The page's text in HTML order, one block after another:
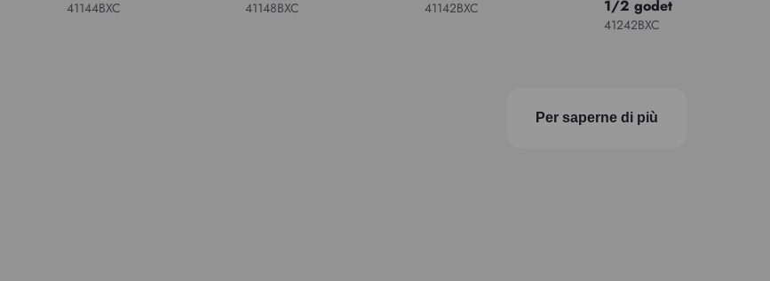
41144BXC 41148BXC 41142BXC
1/2 godet
41242BXC
Per saperne di più